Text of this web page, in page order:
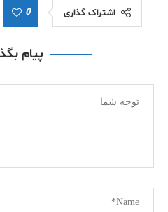
اشتراک گذاری 0
پیام